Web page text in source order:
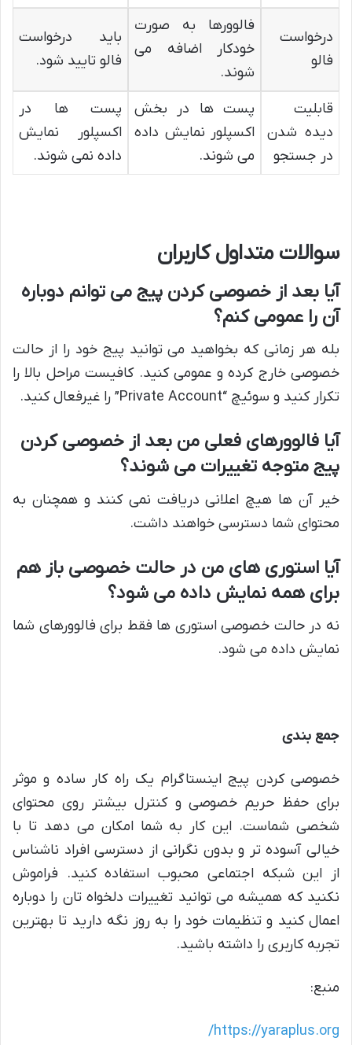
درخواست
فالو
فالوورها به صورت
خودکار اضافه می
شوند.
باید درخواست
فالو تایید شود.
قابلیت
دیده شدن
در جستجو
پست ها در بخش
اکسپلور نمایش داده
می شوند.
پست ها در
اکسپلور نمایش
داده نمی شوند.
سوالات متداول کاربران
آیا بعد از خصوصی کردن پیج می توانم دوباره
آن را عمومی کنم؟
بله هر زمانی که بخواهید می توانید پیج خود را از حالت
خصوصی خارج کرده و عمومی کنید. کافیست مراحل بالا را
تکرار کنید و سوئیچ “Private Account” را غیرفعال کنید.
آیا فالوورهای فعلی من بعد از خصوصی کردن
پیج متوجه تغییرات می شوند؟
خیر آن ها هیچ اعلانی دریافت نمی کنند و همچنان به
محتوای شما دسترسی خواهند داشت.
آیا استوری های من در حالت خصوصی باز هم
برای همه نمایش داده می شود؟
نه در حالت خصوصی استوری ها فقط برای فالوورهای شما
نمایش داده می شود.
جمع بندی
خصوصی کردن پیج اینستاگرام یک راه کار ساده و موثر
برای حفظ حریم خصوصی و کنترل بیشتر روی محتوای
شخصی شماست. این کار به شما امکان می دهد تا با
خیالی آسوده تر و بدون نگرانی از دسترسی افراد ناشناس
از این شبکه اجتماعی محبوب استفاده کنید. فراموش
نکنید که همیشه می توانید تغییرات دلخواه تان را دوباره
اعمال کنید و تنظیمات خود را به روز نگه دارید تا بهترین
تجربه کاربری را داشته باشید.
منبع:
https://yaraplus.org/